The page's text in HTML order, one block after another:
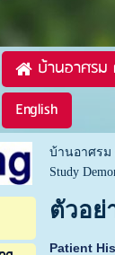
บ้านอาศรม
English
บ้านอาศรม
Study
ตัวอย่
Patient